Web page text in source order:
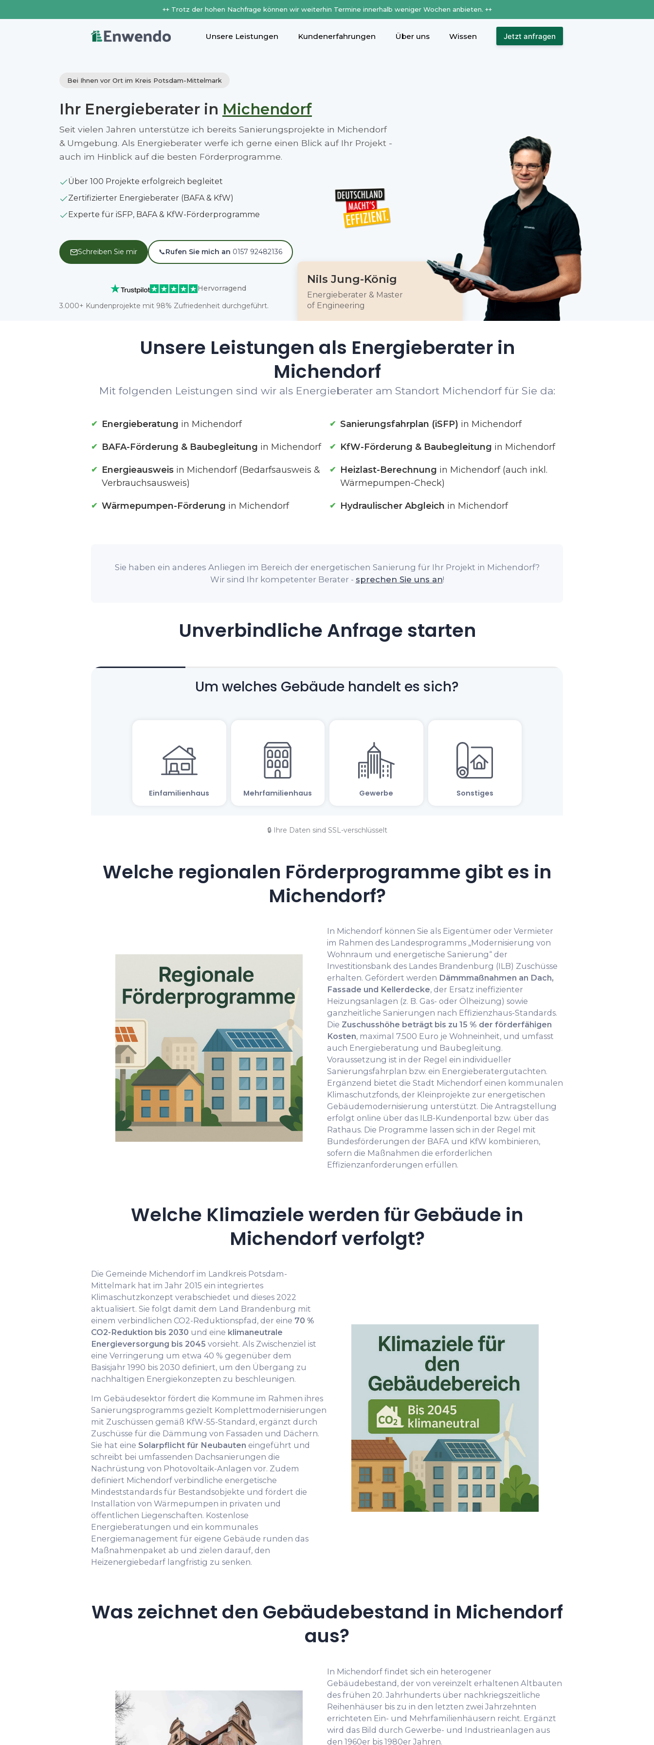
++ Trotz der hohen Nachfrage können wir weiterhin Termine innerhalb weniger Wochen anbieten. ++
Unsere Leistungen Kundenerfahrungen Über uns Wissen Jetzt anfragen
Bei Ihnen vor Ort im Kreis Potsdam-Mittelmark
Ihr Energieberater in Michendorf
Seit vielen Jahren unterstütze ich bereits Sanierungsprojekte in Michendorf
& Umgebung. Als Energieberater werfe ich gerne einen Blick auf Ihr Projekt -
auch im Hinblick auf die besten Förderprogramme.
Über 100 Projekte erfolgreich begleitet
Zertifizierter Energieberater (BAFA & KfW)
Experte für iSFP, BAFA & KfW-Förderprogramme
Schreiben Sie mir 📞Rufen Sie mich an 0157 92482136
Hervorragend
3.000+ Kundenprojekte mit 98% Zufriedenheit durchgeführt.
Nils Jung-König
Energieberater & Master
of Engineering
Unsere Leistungen als Energieberater in
Michendorf
Mit folgenden Leistungen sind wir als Energieberater am Standort Michendorf für Sie da:
Energieberatung in Michendorf Sanierungsfahrplan (iSFP) in Michendorf
BAFA-Förderung & Baubegleitung in Michendorf KfW-Förderung & Baubegleitung in Michendorf
Energieausweis in Michendorf (Bedarfsausweis &
Verbrauchsausweis)
Heizlast-Berechnung in Michendorf (auch inkl.
Wärmepumpen-Check)
Wärmepumpen-Förderung in Michendorf Hydraulischer Abgleich in Michendorf
Sie haben ein anderes Anliegen im Bereich der energetischen Sanierung für Ihr Projekt in Michendorf?
Wir sind Ihr kompetenter Berater - sprechen Sie uns an!
Unverbindliche Anfrage starten
🔒 Ihre Daten sind SSL-verschlüsselt
Welche regionalen Förderprogramme gibt es in
Michendorf?
In Michendorf können Sie als Eigentümer oder Vermieter
im Rahmen des Landesprogramms „Modernisierung von
Wohnraum und energetische Sanierung“ der
Investitionsbank des Landes Brandenburg (ILB) Zuschüsse
erhalten. Gefördert werden Dämmmaßnahmen an Dach,
Fassade und Kellerdecke, der Ersatz ineffizienter
Heizungsanlagen (z. B. Gas- oder Ölheizung) sowie
ganzheitliche Sanierungen nach Effizienzhaus-Standards.
Die Zuschusshöhe beträgt bis zu 15 % der förderfähigen
Kosten, maximal 7.500 Euro je Wohneinheit, und umfasst
auch Energieberatung und Baubegleitung.
Voraussetzung ist in der Regel ein individueller
Sanierungsfahrplan bzw. ein Energieberatergutachten.
Ergänzend bietet die Stadt Michendorf einen kommunalen
Klimaschutzfonds, der Kleinprojekte zur energetischen
Gebäudemodernisierung unterstützt. Die Antragstellung
erfolgt online über das ILB-Kundenportal bzw. über das
Rathaus. Die Programme lassen sich in der Regel mit
Bundesförderungen der BAFA und KfW kombinieren,
sofern die Maßnahmen die erforderlichen
Effizienzanforderungen erfüllen.
Welche Klimaziele werden für Gebäude in
Michendorf verfolgt?
Die Gemeinde Michendorf im Landkreis Potsdam-
Mittelmark hat im Jahr 2015 ein integriertes
Klimaschutzkonzept verabschiedet und dieses 2022
aktualisiert. Sie folgt damit dem Land Brandenburg mit
einem verbindlichen CO2-Reduktionspfad, der eine 70 %
CO2-Reduktion bis 2030 und eine klimaneutrale
Energieversorgung bis 2045 vorsieht. Als Zwischenziel ist
eine Verringerung um etwa 40 % gegenüber dem
Basisjahr 1990 bis 2030 definiert, um den Übergang zu
nachhaltigen Energiekonzepten zu beschleunigen.
Im Gebäudesektor fördert die Kommune im Rahmen ihres
Sanierungsprogramms gezielt Komplettmodernisierungen
mit Zuschüssen gemäß KfW-55-Standard, ergänzt durch
Zuschüsse für die Dämmung von Fassaden und Dächern.
Sie hat eine Solarpflicht für Neubauten eingeführt und
schreibt bei umfassenden Dachsanierungen die
Nachrüstung von Photovoltaik-Anlagen vor. Zudem
definiert Michendorf verbindliche energetische
Mindeststandards für Bestandsobjekte und fördert die
Installation von Wärmepumpen in privaten und
öffentlichen Liegenschaften. Kostenlose
Energieberatungen und ein kommunales
Energiemanagement für eigene Gebäude runden das
Maßnahmenpaket ab und zielen darauf, den
Heizenergiebedarf langfristig zu senken.
Was zeichnet den Gebäudebestand in Michendorf
aus?
In Michendorf findet sich ein heterogener
Gebäudebestand, der von vereinzelt erhaltenen Altbauten
des frühen 20. Jahrhunderts über nachkriegszeitliche
Reihenhäuser bis zu in den letzten zwei Jahrzehnten
errichteten Ein- und Mehrfamilienhäusern reicht. Ergänzt
wird das Bild durch Gewerbe- und Industrieanlagen aus
den 1960er bis 1980er Jahren.